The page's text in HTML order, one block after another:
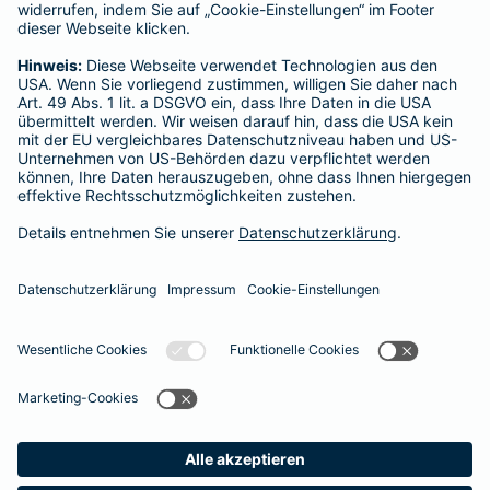
Dieter Jenne
Narzissenweg 25
Tel.:0711 44136866
Mobil:0171 6902681
geschlossen- Öffnet um 09:00
Vermittler nach Namen, Stadt oder PLZ suchen
Startseite Ostfildern
Datenschutz Impressum/Rechtshinweise
Barrierefreiheit
Datenschutz-Einstellungen
Einfach. Menschlich.